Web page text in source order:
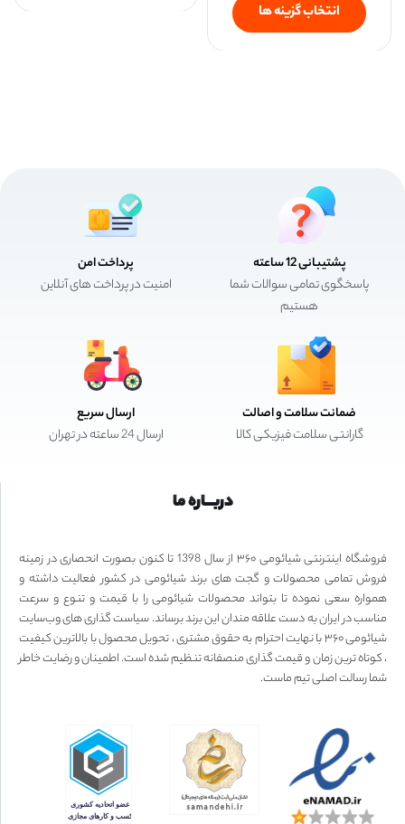
انتخاب گزینه ها
پشتیبانی 12 ساعته
پاسخگوی تمامی سوالات شما
هستیم
پرداخت امن
امنیت در پرداخت های آنلاین
ضمانت سلامت و اصالت
گارانتی سلامت فیزیکی کالا
ارسال سریع
ارسال 24 ساعته در تهران
دربـــاره ما
فروشگاه اینترنتی شیائومی ۳۶۰ از سال 1398 تا کنون بصورت انحصاری در زمینه
فروش تمامی محصولات و گجت های برند شیائومی در کشور فعالیت داشته و
همواره سعی نموده تا بتواند محصولات شیائومی را با قیمت و تنوع و سرعت
مناسب در ایران به دست علاقه مندان این برند برساند. سیاست گذاری های وب‌سایت
شیائومی ۳۶۰ با نهایت احترام به حقوق مشتری ، تحویل محصول با بالاترین کیفیت
، کوتاه ترین زمان و قیمت گذاری منصفانه تنظیم شده است. اطمینان و رضایت خاطر
شما رسالت اصلی تیم ماست.